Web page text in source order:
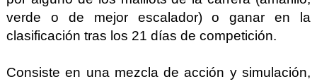
verde o de mejor escalador) o ganar en la
clasificación tras los 21 días de competición.
Consiste en una mezcla de acción y simulación,